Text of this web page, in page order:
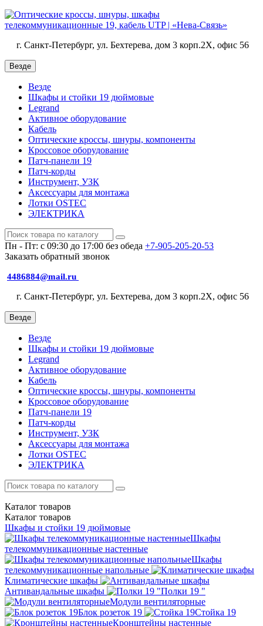
г. Санкт-Петербург, ул. Бехтерева, дом 3 корп.2X, офис 56
Везде
Везде
Шкафы и стойки 19 дюймовые
Legrand
Активное оборудование
Кабель
Оптические кроссы, шнуры, компоненты
Кроссовое оборудование
Патч-панели 19
Патч-корды
Инструмент, УЗК
Аксессуары для монтажа
Лотки OSTEC
ЭЛЕКТРИКА
Пн - Пт: с 09:30 до 17:00 без обеда +7-905-205-20-53
Заказать обратный звонок
4486884@mail.ru
г. Санкт-Петербург, ул. Бехтерева, дом 3 корп.2X, офис 56
Везде
Везде
Шкафы и стойки 19 дюймовые
Legrand
Активное оборудование
Кабель
Оптические кроссы, шнуры, компоненты
Кроссовое оборудование
Патч-панели 19
Патч-корды
Инструмент, УЗК
Аксессуары для монтажа
Лотки OSTEC
ЭЛЕКТРИКА
Каталог товаров
Каталог товаров
Шкафы и стойки 19 дюймовые
Шкафы
телекоммуникационные настенные
Шкафы
телекоммуникационные напольные
Климатические шкафы
Антивандальные шкафы
Полки 19 "
Модули вентиляторные
Блок розеток 19
Стойка 19
Кронштейны настенные